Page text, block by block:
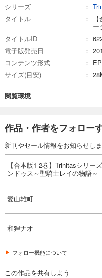
シリーズ
タイトル
ー
タイトルID
電子版発売日
コンテンツ形式
サイズ(目安)
閲覧環境
作品・作者をフォロー
新刊やセール情報をお知らせしま
【合本版1-2巻】Trinitasシリ
ンドゥス～聖騎士レイの物語～
愛山雄町
和狸ナオ
フォロー機能について
この作品を共有しよう